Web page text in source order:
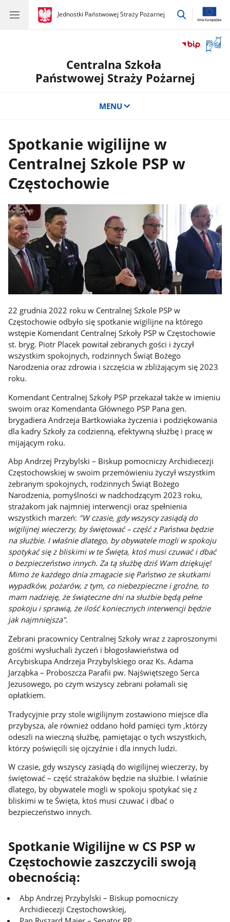
gov.pl
Jednostki Państwowej Straży Pożarnej
gov.pl
Jednostki
przejdź
okno
Centralna Szkoła
Państwowej Straży Pożarnej
MENU
Spotkanie wigilijne w
Centralnej Szkole PSP w
Częstochowie
22 grudnia 2022 roku w Centralnej Szkole PSP w
Częstochowie odbyło się spotkanie wigilijne na którego
wstępie Komendant Centralnej Szkoły PSP w Częstochowie
st. bryg. Piotr Placek powitał zebranych gości i życzył
wszystkim spokojnych, rodzinnych Świąt Bożego
Narodzenia oraz zdrowia i szczęścia w zbliżającym się 2023
roku.
Komendant Centralnej Szkoły PSP przekazał także w imieniu
swoim oraz Komendanta Głównego PSP Pana gen.
brygadiera Andrzeja Bartkowiaka życzenia i podziękowania
dla kadry Szkoły za codzienną, efektywną służbę i pracę w
mijającym roku.
Abp Andrzej Przybylski – Biskup pomocniczy Archidiecezji
Częstochowskiej w swoim przemówieniu życzył wszystkim
zebranym spokojnych, rodzinnych Świąt Bożego
Narodzenia, pomyślności w nadchodzącym 2023 roku,
strażakom jak najmniej interwencji oraz spełnienia
wszystkich marzeń: "W czasie, gdy wszyscy zasiądą do
wigilijnej wieczerzy, by świętować – część z Państwa będzie
na służbie. I właśnie dlatego, by obywatele mogli w spokoju
spotykać się z bliskimi w te Święta, ktoś musi czuwać i dbać
o bezpieczeństwo innych. Za tą służbę dziś Wam dziękuję!
Mimo że każdego dnia zmagacie się Państwo ze skutkami
wypadków, pożarów, z tym, co niebezpieczne i groźne, to
mam nadzieję, że świąteczne dni na służbie będą pełne
spokoju i sprawią, że ilość koniecznych interwencji będzie
jak najmniejsza".
Zebrani pracownicy Centralnej Szkoły wraz z zaproszonymi
gośćmi wysłuchali życzeń i błogosławieństwa od
Arcybiskupa Andrzeja Przybylskiego oraz Ks. Adama
Jarząbka – Proboszcza Parafii pw. Najświętszego Serca
Jezusowego, po czym wszyscy zebrani połamali się
opłatkiem.
Tradycyjnie przy stole wigilijnym zostawiono miejsce dla
przybysza, ale również oddano hołd pamięci tym ,którzy
odeszli na wieczną służbę, pamiętając o tych wszystkich,
którzy poświęcili się ojczyźnie i dla innych ludzi.
W czasie, gdy wszyscy zasiądą do wigilijnej wieczerzy, by
świętować – część strażaków będzie na służbie. I właśnie
dlatego, by obywatele mogli w spokoju spotykać się z
bliskimi w te Święta, ktoś musi czuwać i dbać o
bezpieczeństwo innych.
Spotkanie Wigilijne w CS PSP w
Częstochowie zaszczycili swoją
obecnością:
Abp Andrzej Przybylski – Biskup pomocniczy
Archidiecezji Częstochowskiej,